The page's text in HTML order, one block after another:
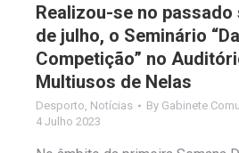
Realizou-se no passado
de julho, o Seminário
Competição” no
Multiusos de Nelas
Desporto Notícias By Gabinete
4 Julho 2023